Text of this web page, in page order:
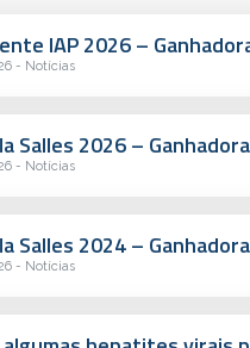
IAP 2026 –
- Notícias
Salles 2026 – Ganhadora
- Notícias
Salles 2024 – Ganhadora
- Notícias